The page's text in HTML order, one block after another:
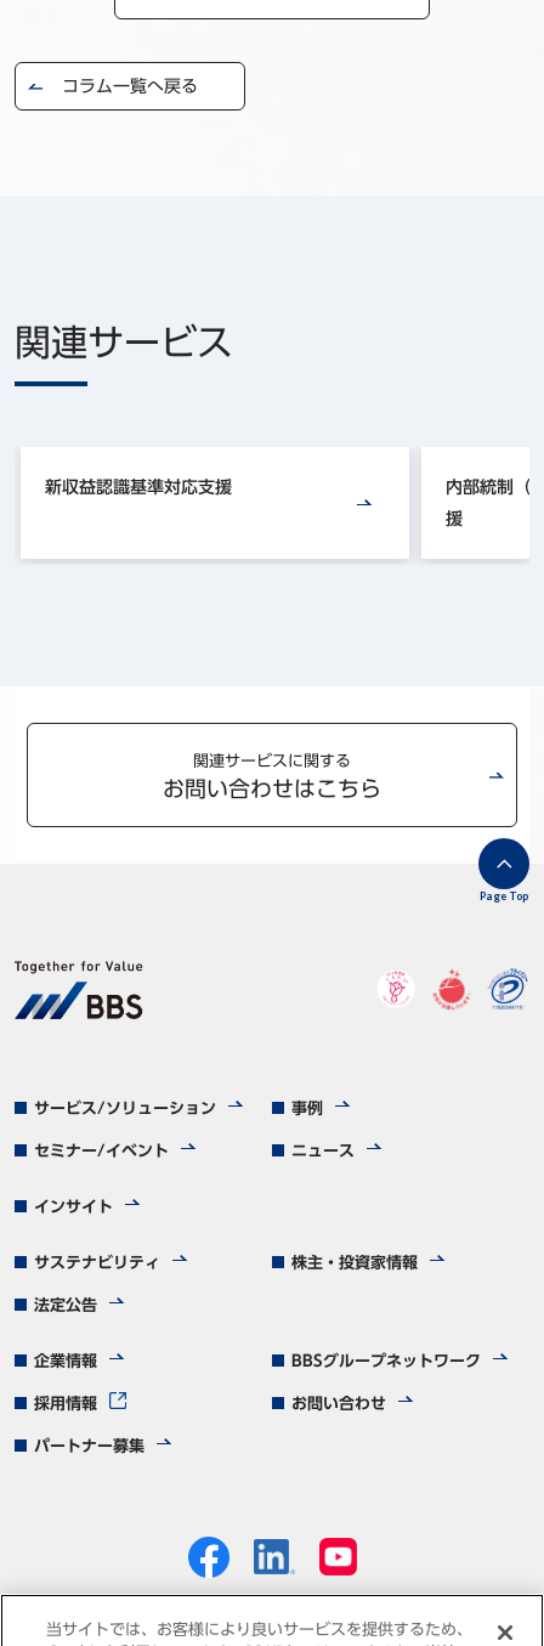
コラム一覧へ戻る
関連サービス
新収益認識基準対応支援
内部統制（
援
関連サービスに関する
お問い合わせはこちら
サービス/ソリューション 事例
セミナー/イベント ニュース
インサイト
サステナビリティ 株主・投資家情報
法定公告
企業情報 BBSグループネットワーク
採用情報 お問い合わせ
パートナー募集
Page Top
当サイトでは、お客様により良いサービスを提供するため、